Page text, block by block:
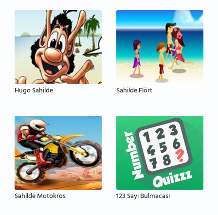
Hugo Sahilde Sahilde Flört
Sahilde Motokros 123 Sayı Bulmacası